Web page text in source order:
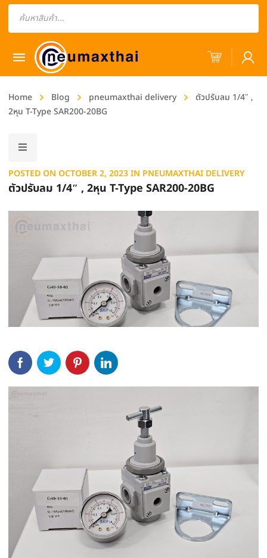
Products
search
Home Blog pneumaxthai delivery
ตัวปรับลม 1/4″ ,
2หุน T-Type SAR200-20BG
POSTED ON OCTOBER 2, 2023IN PNEUMAXTHAI DELIVERY
ตัวปรับลม 1/4″ , 2หุน T-Type SAR200-20BG